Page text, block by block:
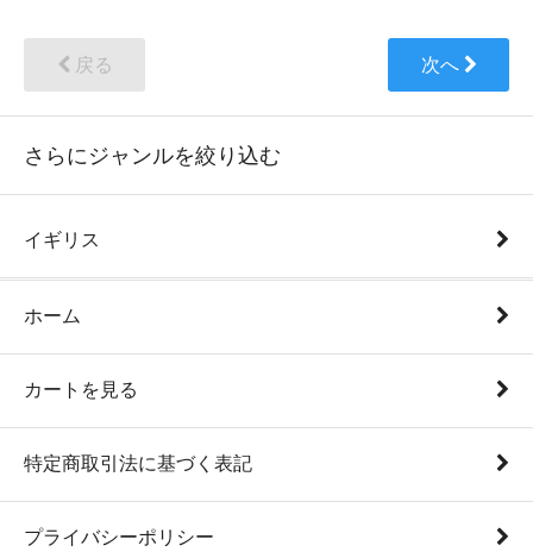
戻る 次へ
さらにジャンルを絞り込む
イギリス
ホーム
カートを見る
特定商取引法に基づく表記
プライバシーポリシー